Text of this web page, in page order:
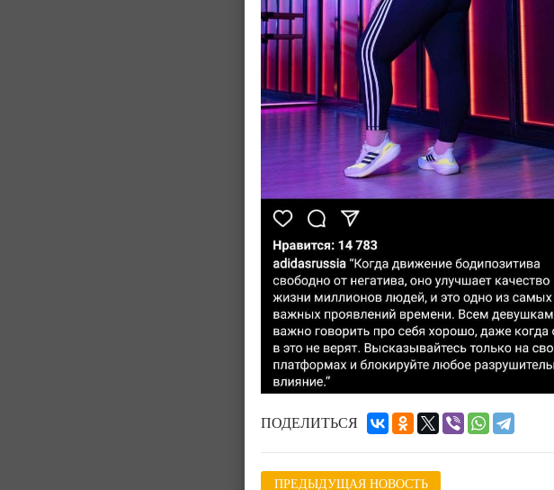
ПОДЕЛИТЬСЯ
ПРЕДЫДУЩАЯ НОВОСТЬ